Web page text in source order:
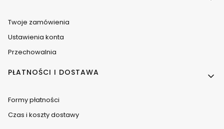
Twoje zamówienia
Ustawienia konta
Przechowalnia
PŁATNOŚCI I DOSTAWA
Formy płatności
Czas i koszty dostawy